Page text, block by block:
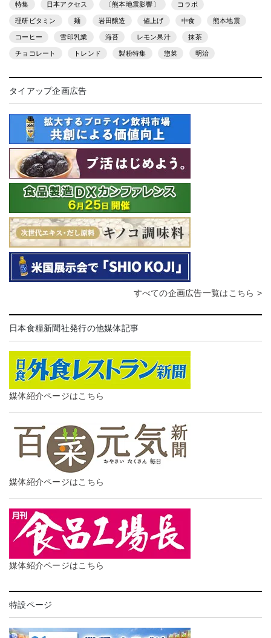
特集 日本アクセス 〔熊本地震影響〕 コラボ
理研ビタミン 麺 岩田醸造 値上げ 中食 熊本地震
コーヒー 雪印乳業 海苔 レモン果汁 抹茶
チョコレート トレンド 製粉特集 惣菜 明治
タイアップ企画広告
すべての企画広告一覧はこちら >
日本食糧新聞社発行の他媒体記事
媒体紹介ページはこちら
媒体紹介ページはこちら
媒体紹介ページはこちら
特設ページ